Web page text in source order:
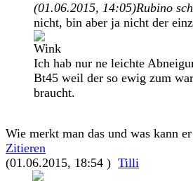
(01.06.2015, 14:05)Rubino
nicht, bin aber ja nicht der
Ich hab nur ne leichte
Bt45 weil der so ewig zum
braucht.
Wie merkt man das und was kann er
Zitieren
(01.06.2015, 18:54 ) Tilli